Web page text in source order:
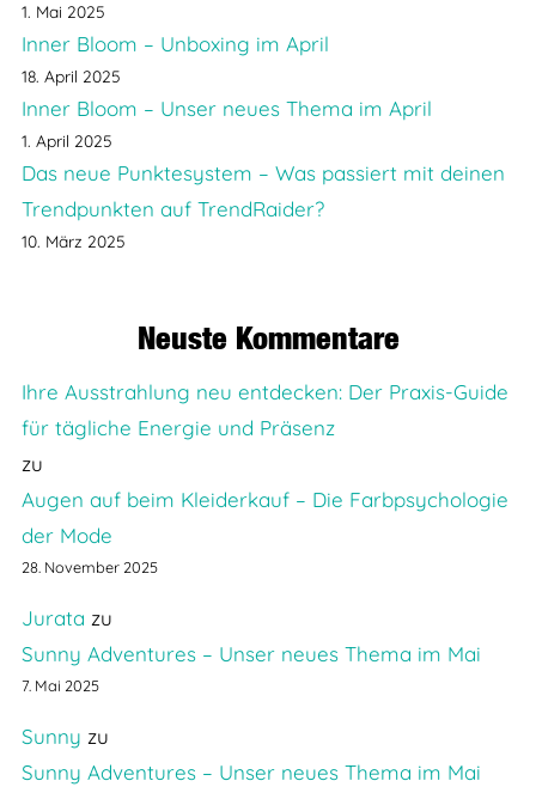
1. Mai 2025
Inner Bloom – Unboxing im April
18. April 2025
Inner Bloom – Unser neues Thema im April
1. April 2025
Das neue Punktesystem – Was passiert mit deinen
Trendpunkten auf TrendRaider?
10. März 2025
Neuste Kommentare
Ihre Ausstrahlung neu entdecken: Der Praxis-Guide
für tägliche Energie und Präsenz
zu
Augen auf beim Kleiderkauf – Die Farbpsychologie
der Mode
28. November 2025
Jurata zu
Sunny Adventures – Unser neues Thema im Mai
7. Mai 2025
Sunny zu
Sunny Adventures – Unser neues Thema im Mai